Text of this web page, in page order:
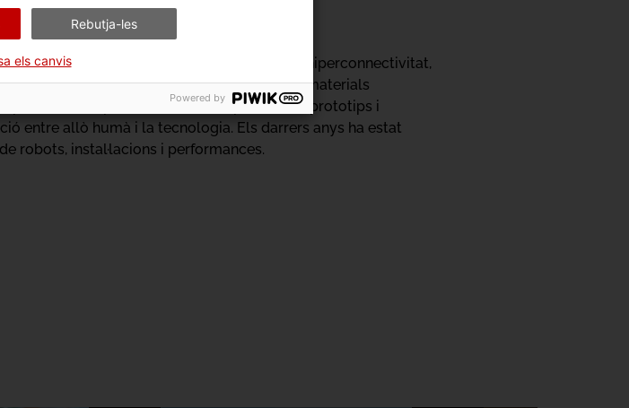
es reconfigura en un món teixit per la hiperconnectivitat,
arts electròniques i digitals a través de materials
i incorporen el desenvolupament de prototips i
entre allò humà i la tecnologia. Els darrers anys ha estat
robots, instal·lacions i performances.
Rebutja-les
els canvis
Powered by